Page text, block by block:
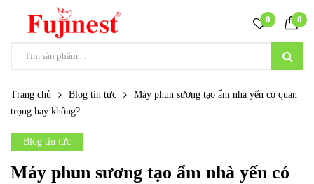
0 0
Trang chủ Blog tin tức
Máy phun sương tạo ẩm nhà yến có quan
trọng hay không?
Blog tin tức
Máy phun sương tạo ẩm nhà yến có